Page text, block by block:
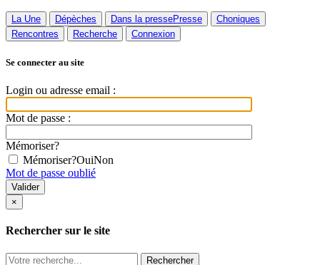
La Une Dépèches Dans la pressePresse
Choniques
Rencontres
Recherche Connexion
Se connecter au site
Login ou adresse email :
Mot de passe :
Mémoriser?
Mémoriser?OuiNon
Mot de passe oublié
×
Rechercher sur le site